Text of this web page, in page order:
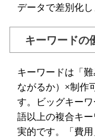
データで差別化し
キーワードの
キーワードは「
ながるか）×制作
す。ビッグキー
語以上の複合キ
実的です。「費